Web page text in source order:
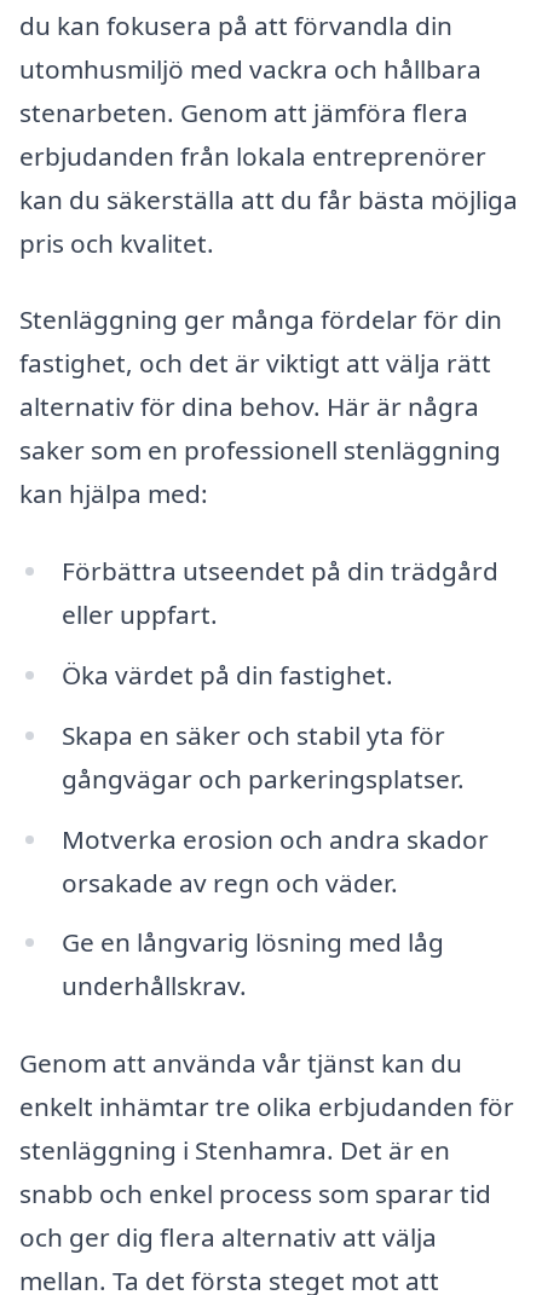
du kan fokusera på att förvandla din
utomhusmiljö med vackra och hållbara
stenarbeten. Genom att jämföra flera
erbjudanden från lokala entreprenörer
kan du säkerställa att du får bästa möjliga
pris och kvalitet.
Stenläggning ger många fördelar för din
fastighet, och det är viktigt att välja rätt
alternativ för dina behov. Här är några
saker som en professionell stenläggning
kan hjälpa med:
Förbättra utseendet på din trädgård
eller uppfart.
Öka värdet på din fastighet.
Skapa en säker och stabil yta för
gångvägar och parkeringsplatser.
Motverka erosion och andra skador
orsakade av regn och väder.
Ge en långvarig lösning med låg
underhållskrav.
Genom att använda vår tjänst kan du
enkelt inhämtar tre olika erbjudanden för
stenläggning i Stenhamra. Det är en
snabb och enkel process som sparar tid
och ger dig flera alternativ att välja
mellan. Ta det första steget mot att